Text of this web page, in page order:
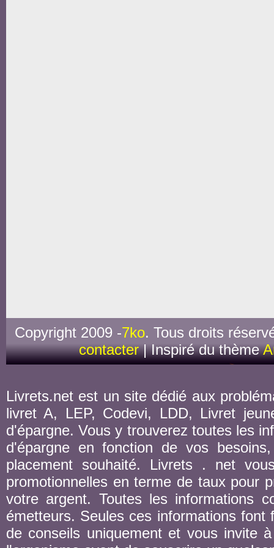
Copyright 2009 -7ko. Tous droits
contacter| Inspiré du thème
Livrets.net est un site dédié aux
livret A, LEP, Codevi, LDD, Livret
d'épargne. Vous y trouverez toutes les
d'épargne en fonction de vos
placement souhaité. Livrets . net
promotionnelles en terme de taux pour
votre argent. Toutes les informations
émetteurs. Seules ces informations
de conseils uniquement et vous invite